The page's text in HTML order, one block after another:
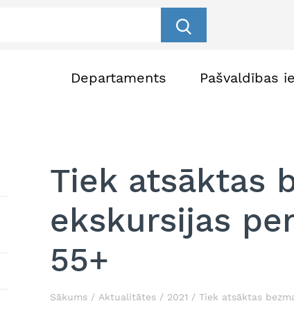
Departaments Pašvaldības
Tiek atsāktas
ekskursijas
55+
Sākums Aktualitātes 2021 Tiek atsāktas